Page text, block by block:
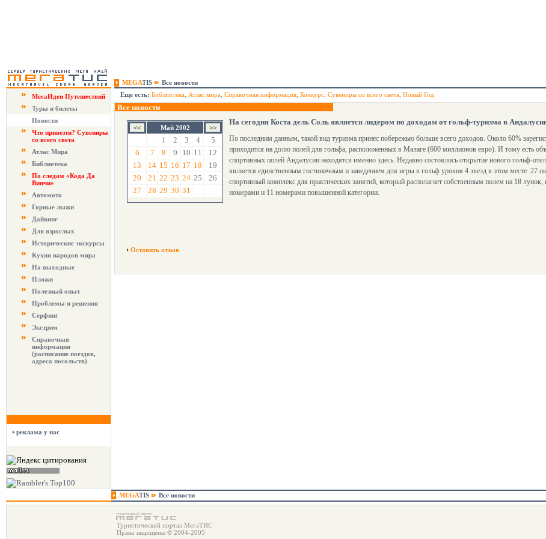
MEGATIS
Все новости
МегаИдеи Путешествий
Туры и билеты
Новости
Что привезти? Сувениры
со всего света
Атлас Мира
Библиотека
По следам «Кода Да
Винчи»
Автомото
Горные лыжи
Дайвинг
Для взрослых
Исторические экскурсы
Кухня народов мира
На выходные
Пляжи
Полезный опыт
Проблемы и решения
Серфинг
Экстрим
Справочная
информация
(расписание поездов,
адреса посольств)
реклама у нас
Еще есть: Библиотека Атлас мира Справочная информация Конкурс Сувениры со всего света Новый Год
Все новости
Май 2002
1 2 3 4
5
6
7 8 9 10 11
12
13
14 15 16 17 18
19
20
21 22 23 24 25
26
27
28 29 30 31
На сегодня Коста дель Соль является лидером по доходам от гольф-туризма в
По последним данным, такой вид туризма принес побережью больше всего доходов. Около 60%
приходится на долю полей для гольфа, расположенных в Малаге (600 миллионов евро). И тому есть
спортивных полей Андалусии находятся именно здесь. Недавно состоялось открытие нового гольф-
является единственным гостиничным и заведением для игры в гольф уровня 4 звезд в этом месте. 27
спортивный комплекс для практических занятий, который располагает собственным полем на 18
номерами и 11 номерами повышенной категории.
Оставить отзыв
MEGATIS Все новости
Туристический портал МегаТИС
Права защищены © 2004-2005